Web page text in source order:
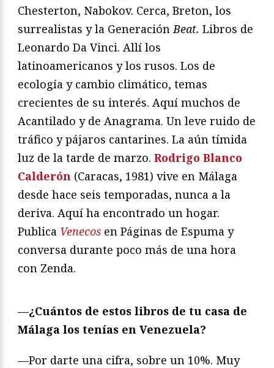
Chesterton, Nabokov. Cerca, Breton, los
surrealistas y la Generación Beat. Libros de
Leonardo Da Vinci. Allí los
latinoamericanos y los rusos. Los de
ecología y cambio climático, temas
crecientes de su interés. Aquí muchos de
Acantilado y de Anagrama. Un leve ruido de
tráfico y pájaros cantarines. La aún tímida
luz de la tarde de marzo. Rodrigo Blanco
Calderón (Caracas, 1981) vive en Málaga
desde hace seis temporadas, nunca a la
deriva. Aquí ha encontrado un hogar.
Publica Venecos en Páginas de Espuma y
conversa durante poco más de una hora
con Zenda.
—¿Cuántos de estos libros de tu casa de
Málaga los tenías en Venezuela?
—Por darte una cifra, sobre un 10%. Muy